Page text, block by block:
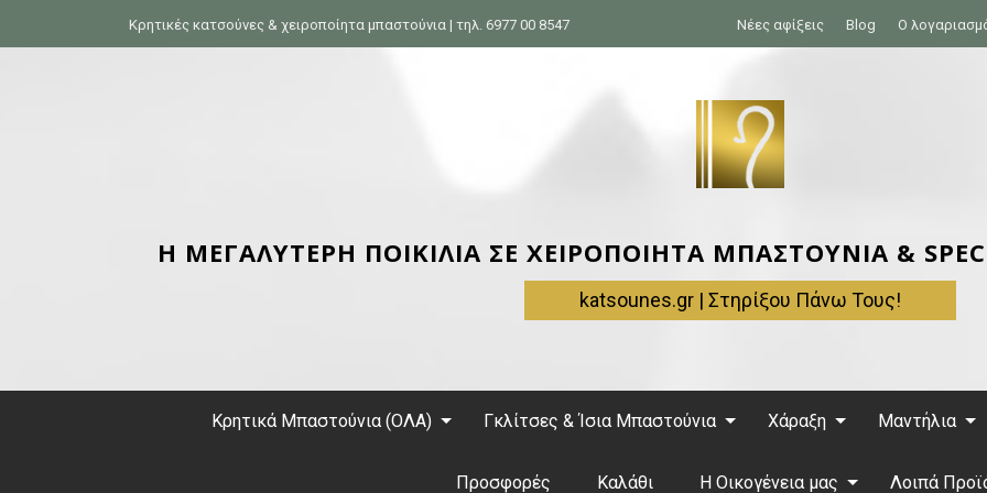
Κρητικές κατσούνες & χειροποίητα μπαστούνια | τηλ. 6977 00 8547 Νέες αφίξεις Blog Ο
Η ΜΕΓΑΛΥΤΕΡΗ ΠΟΙΚΙΛΙΑ ΣΕ ΧΕΙΡΟΠΟΙΗΤΑ ΜΠΑΣΤΟΥΝΙΑ &
katsounes.gr | Στηρίξου Πάνω Τους!
Κρητικά Μπαστούνια (ΟΛΑ) Γκλίτσες & Ίσια Μπαστούνια Χάραξη Μαντήλια
Προσφορές Καλάθι Η Οικογένεια μας Λοιπά